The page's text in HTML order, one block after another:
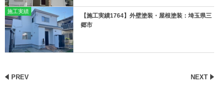
施工実績
【施工実績1764】外壁塗装・屋根塗装：埼玉県三
郷市
PREV NEXT